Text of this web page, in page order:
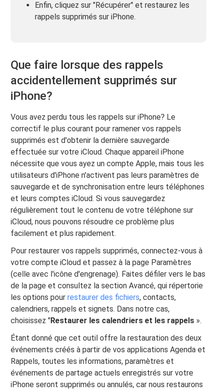
Enfin, cliquez sur "Récupérer" et restaurez les
rappels supprimés sur iPhone.
Que faire lorsque des rappels
accidentellement supprimés sur
iPhone?
Vous avez perdu tous les rappels sur iPhone? Le
correctif le plus courant pour ramener vos rappels
supprimés est d'obtenir la dernière sauvegarde
effectuée sur votre iCloud. Chaque appareil iPhone
nécessite que vous ayez un compte Apple, mais tous les
utilisateurs d'iPhone n'activent pas leurs paramètres de
sauvegarde et de synchronisation entre leurs téléphones
et leurs comptes iCloud. Si vous sauvegardez
régulièrement tout le contenu de votre téléphone sur
iCloud, nous pouvons résoudre ce problème plus
facilement et plus rapidement.
Pour restaurer vos rappels supprimés, connectez-vous à
votre compte iCloud et passez à la page Paramètres
(celle avec l'icône d'engrenage). Faites défiler vers le bas
de la page et consultez la section Avancé, qui répertorie
les options pourrestaurer des fichiers, contacts,
calendriers, rappels et signets. Dans notre cas,
choisissez "Restaurer les calendriers et les rappels ».
Étant donné que cet outil offre la restauration des deux
événements créés à partir de vos applications Agenda et
Rappels, toutes les informations, paramètres et
événements de partage actuels enregistrés sur votre
iPhone seront supprimés ou annulés, car nous restaurons